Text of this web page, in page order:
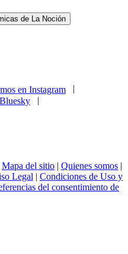
de La Noción
|
|
Mapa del sitio | Quienes somos |
Legal | Condiciones de Uso y
del consentimiento de